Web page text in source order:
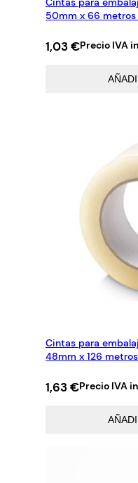
50mm x 66 metros
1,03 €Precio IVA
Cintas para
48mm x 126
1,63 €Precio IVA